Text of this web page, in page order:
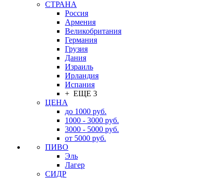
СТРАНА
Россия
Армения
Великобритания
Германия
Грузия
Дания
Израиль
Ирландия
Испания
+ ЕЩЕ 3
ЦЕНА
до 1000 руб.
1000 - 3000 руб.
3000 - 5000 руб.
от 5000 руб.
ПИВО
Эль
Лагер
СИДР